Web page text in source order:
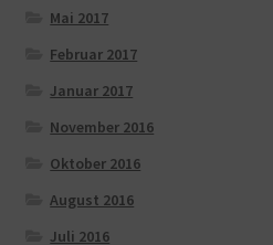
Mai 2017
Februar 2017
Januar 2017
November 2016
Oktober 2016
August 2016
Juli 2016